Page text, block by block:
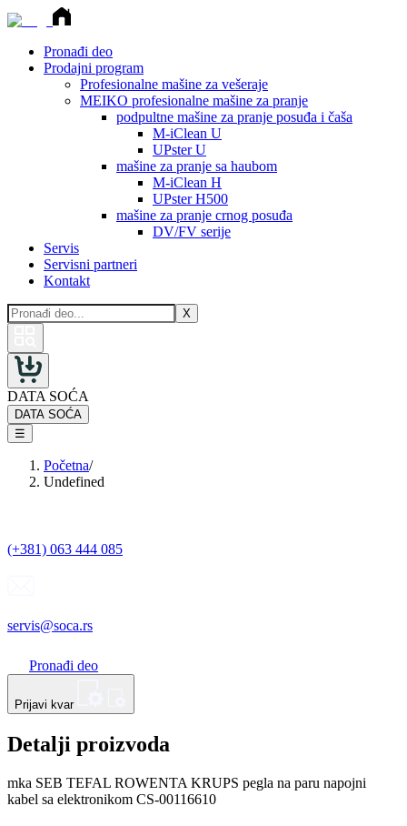
Pronađi deo
Prodajni program
Profesionalne mašine za vešeraje
MEIKO profesionalne mašine za pranje
podpultne mašine za pranje posuđa i čaša
M-iClean U
UPster U
mašine za pranje sa haubom
M-iClean H
UPster H500
mašine za pranje crnog posuđa
DV/FV serije
Servis
Servisni partneri
Kontakt
X
DATA SOĆA
DATA SOĆA
☰
Početna/
Undefined
(+381) 063 444 085
servis@soca.rs
Pronađi deo
Prijavi kvar
Detalji proizvoda
mka SEB TEFAL ROWENTA KRUPS pegla na paru napojni
kabel sa elektronikom CS-00116610